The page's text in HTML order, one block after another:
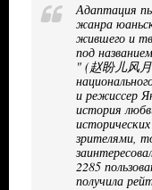
Адаптация
жанра
жившего и
под
" (赵盼儿风月
и режиссер
история
зрителями,
2285
получила